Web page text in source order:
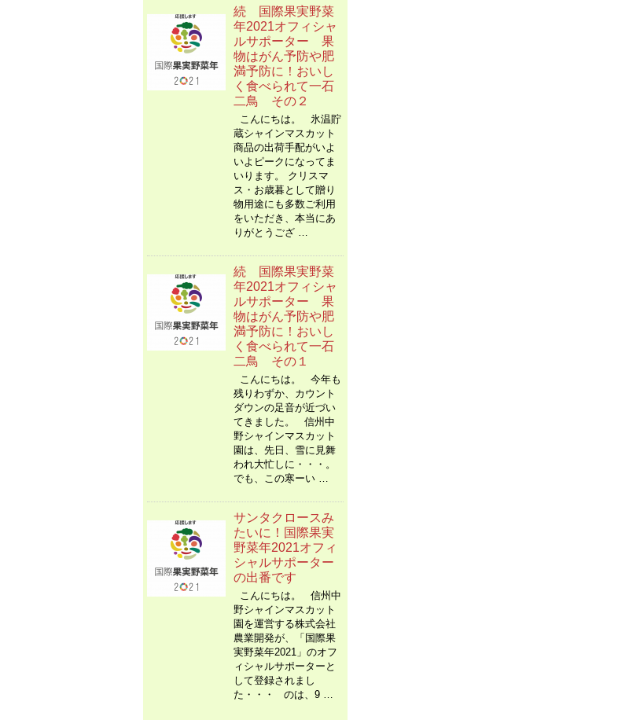
続 国際果実野菜
年2021オフィシャ
ルサポーター 果
物はがん予防や肥
満予防に！おいし
く食べられて一石
二鳥 その２
こんにちは。 氷温貯
蔵シャインマスカット
商品の出荷手配がいよ
いよピークになってま
いります。 クリスマ
ス・お歳暮として贈り
物用途にも多数ご利用
をいただき、本当にあ
りがとうござ …
続 国際果実野菜
年2021オフィシャ
ルサポーター 果
物はがん予防や肥
満予防に！おいし
く食べられて一石
二鳥 その１
こんにちは。 今年も
残りわずか、カウント
ダウンの足音が近づい
てきました。 信州中
野シャインマスカット
園は、先日、雪に見舞
われ大忙しに・・・。
でも、この寒ーい …
サンタクロースみ
たいに！国際果実
野菜年2021オフィ
シャルサポーター
の出番です
こんにちは。 信州中
野シャインマスカット
園を運営する株式会社
農業開発が、「国際果
実野菜年2021」のオフ
ィシャルサポーターと
して登録されまし
た・・・ のは、9 …